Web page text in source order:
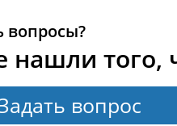
вопросы?
нашли того,
вопрос